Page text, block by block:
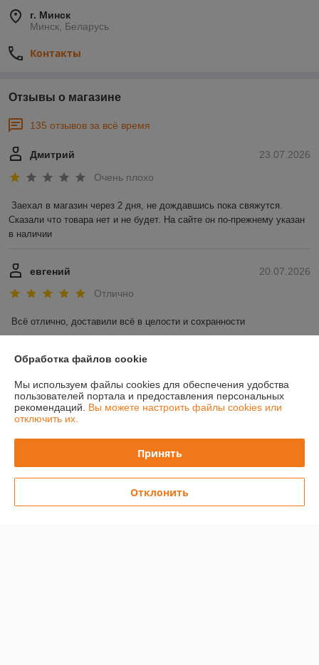
г. Минск
Минск, Беларусь
Контакты
Отзывы о магазине
135 отзывов за всё время
23.07.2026
Дмитрий
Очень плохо
Заехал в магазин через 2 дня, не дождавшись пока свяжутся.
Сказали что товара нет и не будет. На сайте он по-прежнему указан
в наличии
20.07.2026
евгений
Отлично
Всё отлично, доставили всё в целости и сохранности
О нас
Доставка и оплата
Обработка файлов cookie
Мы используем файлы cookies для обеспечения удобства
пользователей портала и предоставления персональных
рекомендаций. Вы можете настроить файлы cookies или
отключить их.
Принять
Отклонить